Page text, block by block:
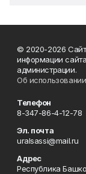
© 2020-2026 Сайт
информации
администрации.
Об
Телефон
8-347-86-4-12-78
Эл. почта
uralsassi@mail.ru
Адрес
Республика